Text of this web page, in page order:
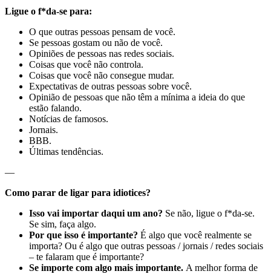
Ligue o f*da-se para:
O que outras pessoas pensam de você.
Se pessoas gostam ou não de você.
Opiniões de pessoas nas redes sociais.
Coisas que você não controla.
Coisas que você não consegue mudar.
Expectativas de outras pessoas sobre você.
Opinião de pessoas que não têm a mínima a ideia do que
estão falando.
Notícias de famosos.
Jornais.
BBB.
Últimas tendências.
—
Como parar de ligar para idiotices?
Isso vai importar daqui um ano? Se não, ligue o f*da-se.
Se sim, faça algo.
Por que isso é importante? É algo que você realmente se
importa? Ou é algo que outras pessoas / jornais / redes sociais
– te falaram que é importante?
Se importe com algo mais importante. A melhor forma de